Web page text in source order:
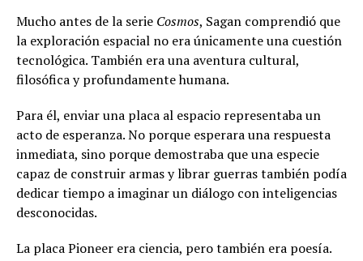
Mucho antes de la serie Cosmos, Sagan comprendió que
la exploración espacial no era únicamente una cuestión
tecnológica. También era una aventura cultural,
filosófica y profundamente humana.
Para él, enviar una placa al espacio representaba un
acto de esperanza. No porque esperara una respuesta
inmediata, sino porque demostraba que una especie
capaz de construir armas y librar guerras también podía
dedicar tiempo a imaginar un diálogo con inteligencias
desconocidas.
La placa Pioneer era ciencia, pero también era poesía.